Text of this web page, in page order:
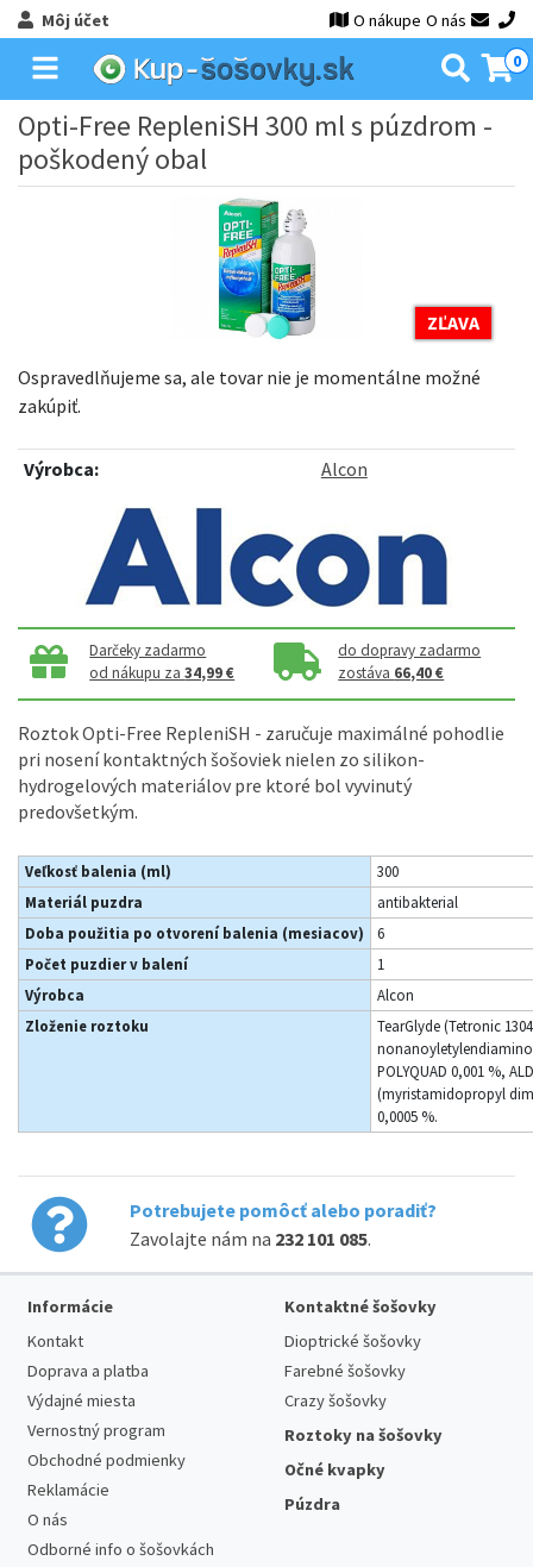
Môj účet O nákupe O nás
0
Opti-Free RepleniSH 300 ml s púzdrom -
poškodený obal
ZĽAVA
Ospravedlňujeme sa, ale tovar nie je momentálne možné
zakúpiť.
Výrobca: Alcon
Darčeky zadarmo
od nákupu za34,99 €
do dopravy zadarmo
zostáva 66,40 €
Roztok Opti-Free RepleniSH - zaručuje maximálné pohodlie
pri nosení kontaktných šošoviek nielen zo silikon-
hydrogelových materiálov pre ktoré bol vyvinutý
predovšetkým.
Veľkosť balenia (ml)
300
Materiál puzdra
antibakterial
Doba použitia po otvorení balenia (mesiacov)
6
Počet puzdier v balení
1
Výrobca
Alcon
Zloženie roztoku
TearGlyde (Tetronic
POLYQUAD 0,001 %,
(myristamidopropyl
0,0005 %.
Potrebujete pomôcť alebo poradiť?
Zavolajte nám na 232 101 085.
Informácie
Kontakt
Doprava a platba
Výdajné miesta
Vernostný program
Obchodné podmienky
Reklamácie
O nás
Odborné info o šošovkách
Kontaktné šošovky
Dioptrické šošovky
Farebné šošovky
Crazy šošovky
Roztoky na šošovky
Očné kvapky
Púzdra